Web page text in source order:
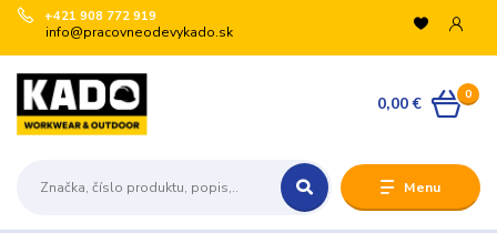
Menu
+421 908 772 919
info@pracovneodevykado.sk
0
0,00 €